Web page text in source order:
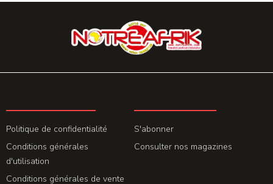
Politique de confidentialité
Conditions générales
d'utilisation
Conditions générales de vente
S'abonner
Consulter nos magazines